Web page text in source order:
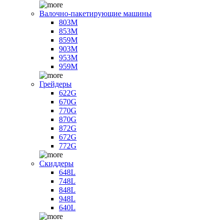
Валочно-пакетирующие машины
803M
853M
859M
903M
953M
959M
Грейдеры
622G
670G
770G
870G
872G
672G
772G
Скиддеры
648L
748L
848L
948L
640L